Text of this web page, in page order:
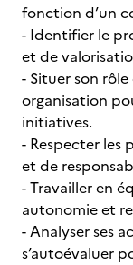
fonction d’un
- Identifier le
et de
- Situer son
organisation
initiatives.
- Respecter les
et de
- Travailler en
autonomie et
- Analyser ses
s’autoévaluer